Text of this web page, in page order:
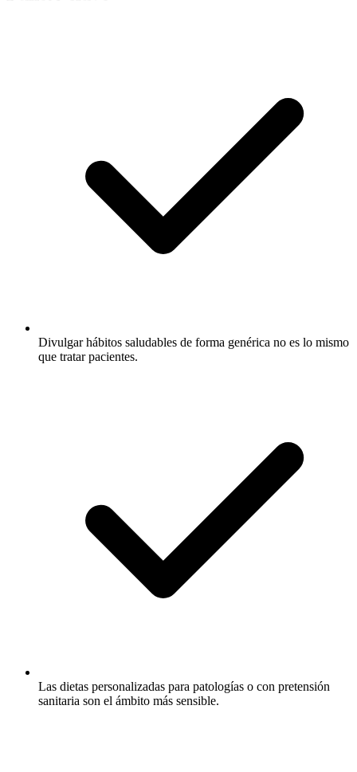
Divulgar hábitos saludables de forma genérica no es lo mismo
que tratar pacientes.
Las dietas personalizadas para patologías o con pretensión
sanitaria son el ámbito más sensible.